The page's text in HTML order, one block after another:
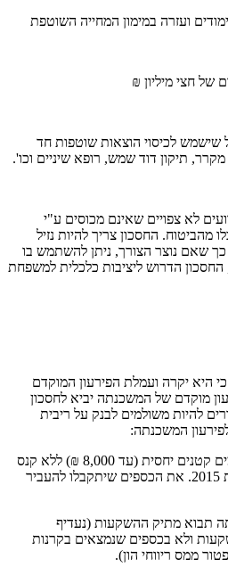
ועזרה במימון המחייה השוטפת
של חצי מיליון ₪
נזיל שישמש לכיסוי הוצאות שוטפות חד
תיקון דוד שמש, רופא שיניים וכו'.
לא צפויים שאינם מכוסים ע"י
מהביטוח. החסכון צריך להיות נזיל
שאם נוצר הצורך, ניתן להשתמש בו
הדרוש ליציבות כלכלית למשפחת
היא יקרה ועמלת הפירעון המוקדם
מוקדם של המשכנתה יביא לחסכון
₪ שהיו אמורים להיות משולמים לבנק על ריבית
המשכנתה:
יש לפרוע את קופות גמל בסכומים קטנים יחסית (עד 8,000 ₪) ללא קנס
וללא מס בהתאם לתקנות משנת 2015. את הכספים שיתקבלו להעביר
תבוא מתיק ההשקעות (נעדיף
ולא בכספים שנמצאים בקרנות
ממס ריווחי הון).